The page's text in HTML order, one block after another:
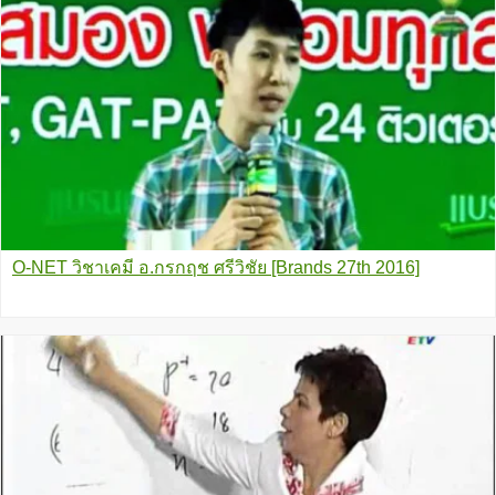
O-NET วิชาเคมี อ.กรกฤช ศรีวิชัย [Brands 27th 2016]